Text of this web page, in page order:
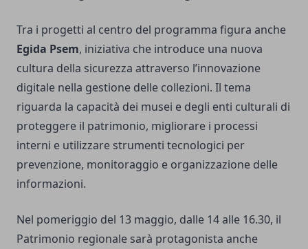
Tra i progetti al centro del programma figura anche
Egida Psem, iniziativa che introduce una nuova
cultura della sicurezza attraverso l’innovazione
digitale nella gestione delle collezioni. Il tema
riguarda la capacità dei musei e degli enti culturali di
proteggere il patrimonio, migliorare i processi
interni e utilizzare strumenti tecnologici per
prevenzione, monitoraggio e organizzazione delle
informazioni.
Nel pomeriggio del 13 maggio, dalle 14 alle 16.30, il
Patrimonio regionale sarà protagonista anche